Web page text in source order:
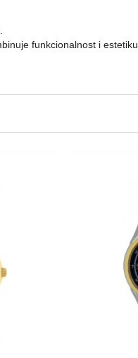
funkcionalnost i estetiku.